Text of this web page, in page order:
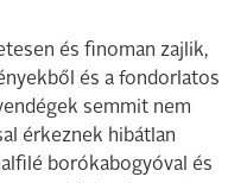
és finoman zajlik,
és a fondorlatos
semmit nem
érkeznek hibátlan
borókabogyóval és